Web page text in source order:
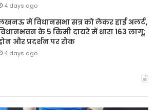
4 days ago
में विधानसभा सत्र को लेकर हाई अलर्ट,
के 5 किमी दायरे में धारा 163 लागू;
और प्रदर्शन पर रोक
4 days ago